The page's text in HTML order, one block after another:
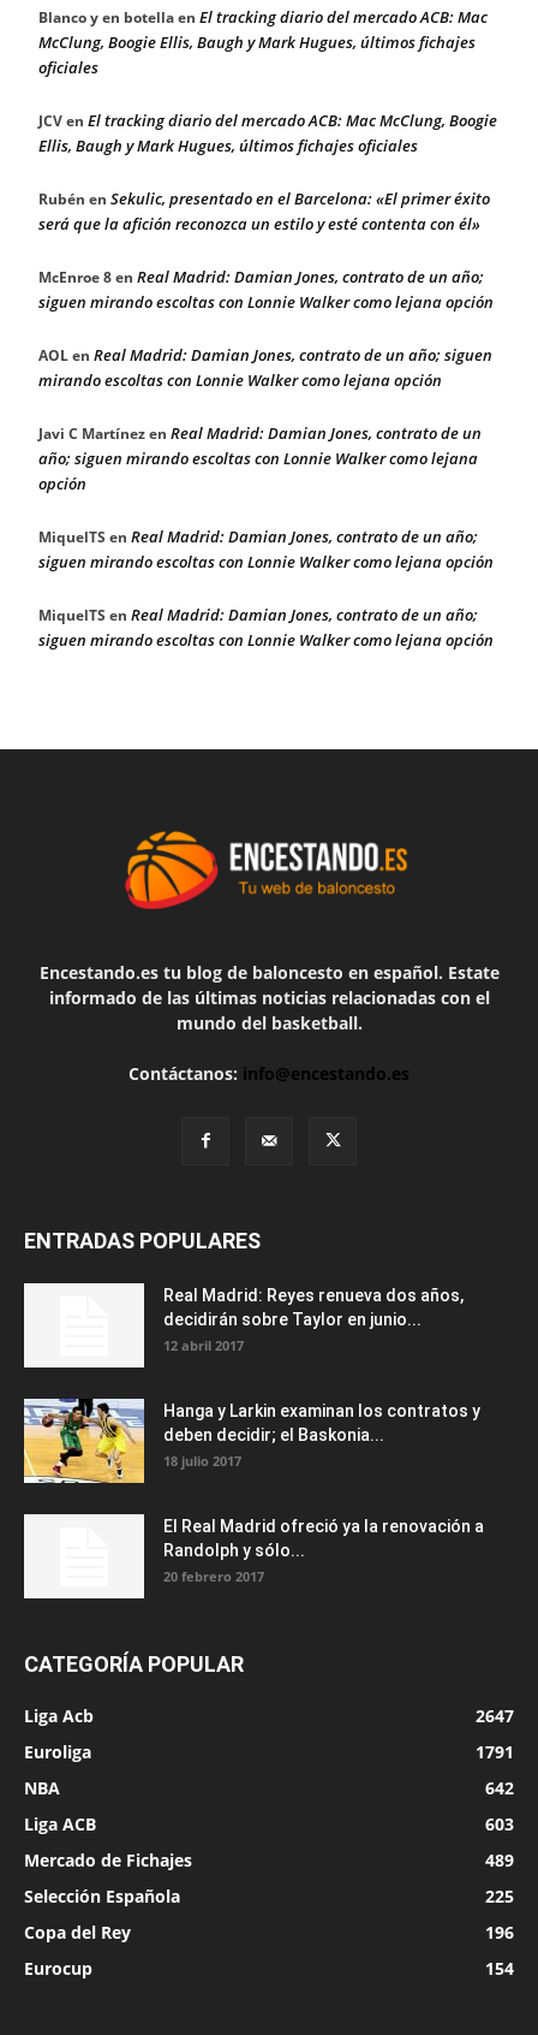
Blanco y en botellaen El tracking diario del mercado ACB: Mac
McClung, Boogie Ellis, Baugh y Mark Hugues, últimos fichajes
oficiales
JCVen El tracking diario del mercado ACB: Mac McClung, Boogie
Ellis, Baugh y Mark Hugues, últimos fichajes oficiales
Rubén en Sekulic, presentado en el Barcelona: «El primer éxito
será que la afición reconozca un estilo y esté contenta con él»
McEnroe 8en Real Madrid: Damian Jones, contrato de un año;
siguen mirando escoltas con Lonnie Walker como lejana opción
AOLen Real Madrid: Damian Jones, contrato de un año; siguen
mirando escoltas con Lonnie Walker como lejana opción
Javi C Martínezen Real Madrid: Damian Jones, contrato de un
año; siguen mirando escoltas con Lonnie Walker como lejana
opción
MiquelTS en Real Madrid: Damian Jones, contrato de un año;
siguen mirando escoltas con Lonnie Walker como lejana opción
MiquelTS en Real Madrid: Damian Jones, contrato de un año;
siguen mirando escoltas con Lonnie Walker como lejana opción
Encestando.es tu blog de baloncesto en español. Estate
informado de las últimas noticias relacionadas con el
mundo del basketball.
Contáctanos: info@encestando.es
ENTRADAS POPULARES
Real Madrid: Reyes renueva dos años,
decidirán sobre Taylor en junio...
12 abril 2017
Hanga y Larkin examinan los contratos y
deben decidir; el Baskonia...
18 julio 2017
El Real Madrid ofreció ya la renovación a
Randolph y sólo...
20 febrero 2017
CATEGORÍA POPULAR
Liga Acb
2647
Euroliga
1791
NBA
642
Liga ACB
603
Mercado de Fichajes
489
Selección Española
225
Copa del Rey
196
Eurocup
154